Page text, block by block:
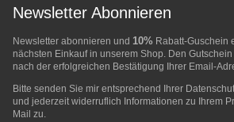
Newsletter Abonnieren
Newsletter abonnieren und 10% Rabatt-Guschein
nächsten Einkauf in unserem Shop. Den
nach der erfolgreichen Bestätigung Ihrer Email-
Bitte senden Sie mir entsprechend Ihrer
und jederzeit widerruflich Informationen zu Ihrem
Mail zu.